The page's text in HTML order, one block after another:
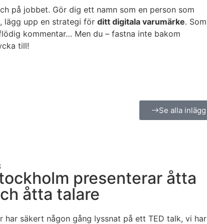
på jobbet. Gör dig ett namn som en person som
lägg upp en strategi för ditt digitala varumärke. Som
kommentar… Men du – fastna inte bakom
till!
Se alla inlägg
presenterar åtta
åtta talare
har säkert någon gång lyssnat på ett TED talk, vi har